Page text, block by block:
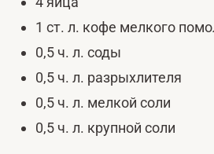
1 ст. л. кофе мелкого
0,5 ч. л. соды
0,5 ч. л. разрыхлителя
0,5 ч. л. мелкой соли
0,5 ч. л. крупной соли